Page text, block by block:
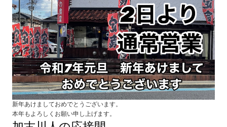
新年あけましておめでとうございます。
本年もよろしくお願い申し上げます。